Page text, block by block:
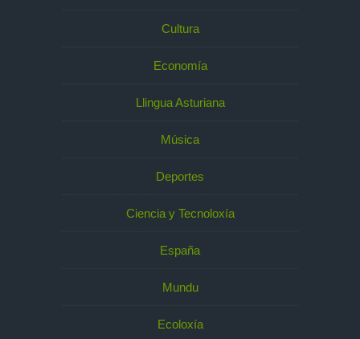
Cultura
Economía
Llingua Asturiana
Música
Deportes
Ciencia y Tecnoloxía
España
Mundu
Ecoloxía